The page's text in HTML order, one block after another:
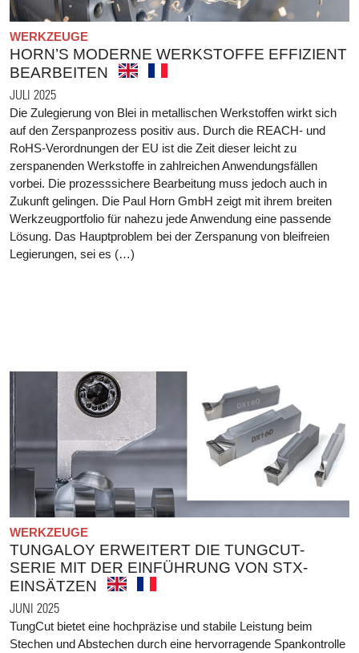
WERKZEUGE
HORN’S MODERNE WERKSTOFFE EFFIZIENT
BEARBEITEN
JULI 2025
Die Zulegierung von Blei in metallischen Werkstoffen wirkt sich
auf den Zerspanprozess positiv aus. Durch die REACH- und
RoHS-Verordnungen der EU ist die Zeit dieser leicht zu
zerspanenden Werkstoffe in zahlreichen Anwendungsfällen
vorbei. Die prozesssichere Bearbeitung muss jedoch auch in
Zukunft gelingen. Die Paul Horn GmbH zeigt mit ihrem breiten
Werkzeugportfolio für nahezu jede Anwendung eine passende
Lösung. Das Hauptproblem bei der Zerspanung von bleifreien
Legierungen, sei es (…)
WERKZEUGE
TUNGALOY ERWEITERT DIE TUNGCUT-
SERIE MIT DER EINFÜHRUNG VON STX-
EINSÄTZEN
JUNI 2025
TungCut bietet eine hochpräzise und stabile Leistung beim
Stechen und Abstechen durch eine hervorragende Spankontrolle